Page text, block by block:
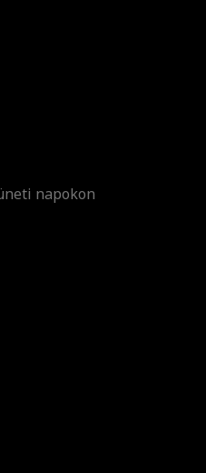
napokon